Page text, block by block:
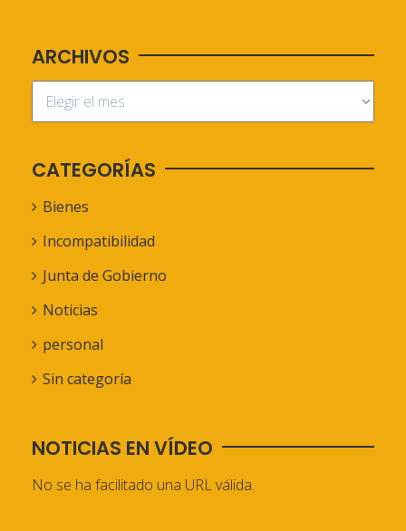
ARCHIVOS
CATEGORÍAS
Bienes
Incompatibilidad
Junta de Gobierno
Noticias
personal
Sin categoría
NOTICIAS EN VÍDEO
No se ha facilitado una URL válida.